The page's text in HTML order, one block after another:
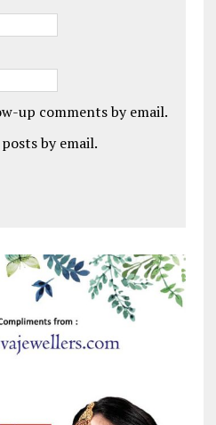
up comments by email.
by email.